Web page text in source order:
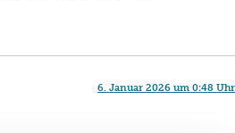
6. Januar 2026 um 0:48 Uhr